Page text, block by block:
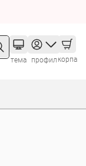
тема профил корпа